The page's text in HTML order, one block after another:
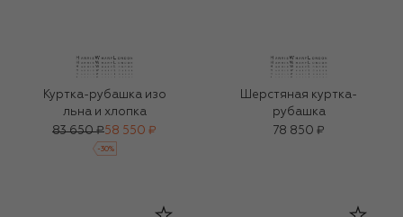
Куртка-рубашка изо
льна и хлопка
83 650 ₽58 550 ₽
-30%
Шерстяная куртка-
рубашка
78 850 ₽